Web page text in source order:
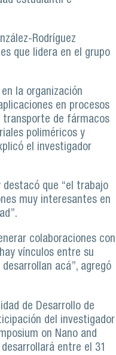
Rodríguez
que lidera en el grupo
la organización
en procesos
transporte de fármacos
poliméricos y
el investigador
destacó que “el trabajo
muy interesantes en
colaboraciones con
vínculos entre su
acá”, agregó
de Desarrollo de
del investigador
on Nano and
entre el 31